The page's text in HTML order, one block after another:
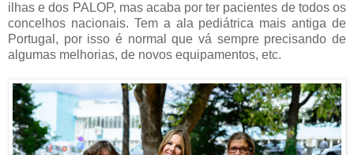
ilhas e dos PALOP, mas acaba por ter pacientes de todos os
concelhos nacionais. Tem a ala pediátrica mais antiga de
Portugal, por isso é normal que vá sempre precisando de
algumas melhorias, de novos equipamentos, etc.